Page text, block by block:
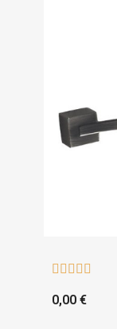
    
0,00 €